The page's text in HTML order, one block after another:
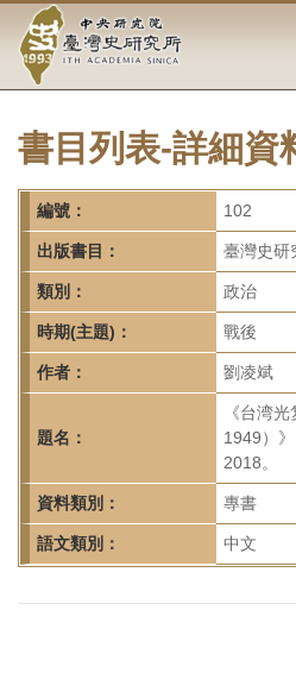
要
中
央
研
究
院-
臺
灣
史
研
究
所-
首
頁
書目列表-詳細資
編號： 102
出版書目： 臺灣史研
類別： 政治
時期(主題)： 戰後
作者： 劉凌斌
題名：
《台湾
1949）
2018。
資料類別： 專書
語文類別： 中文